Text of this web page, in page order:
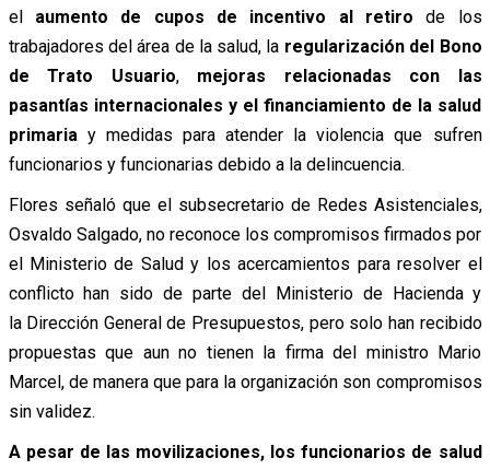
el aumento de cupos de incentivo al retiro de los
trabajadores del área de la salud, la regularización del Bono
de Trato Usuario, mejoras relacionadas con las
pasantías internacionales y el financiamiento de la salud
primariay medidas para atender la violencia que sufren
funcionarios y funcionarias debido a la delincuencia.
Flores señaló que el subsecretario de Redes Asistenciales,
Osvaldo Salgado, no reconoce los compromisos firmados por
el Ministerio de Salud y los acercamientos para resolver el
conflicto han sido de parte del Ministerio de Hacienda y
la Dirección General de Presupuestos, pero solo han recibido
propuestas que aun no tienen la firma del ministro Mario
Marcel, de manera que para la organización son compromisos
sin validez.
A pesar de las movilizaciones, los funcionarios de salud